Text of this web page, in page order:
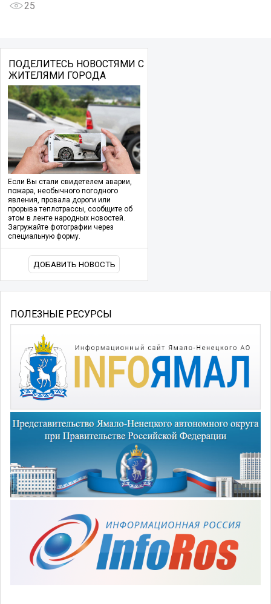
25
ПОДЕЛИТЕСЬ НОВОСТЯМИ С
ЖИТЕЛЯМИ ГОРОДА
Если Вы стали свидетелем аварии,
пожара, необычного погодного
явления, провала дороги или
прорыва теплотрассы, сообщите об
этом в ленте народных новостей.
Загружайте фотографии через
специальную форму.
ДОБАВИТЬ НОВОСТЬ
ПОЛЕЗНЫЕ РЕСУРСЫ